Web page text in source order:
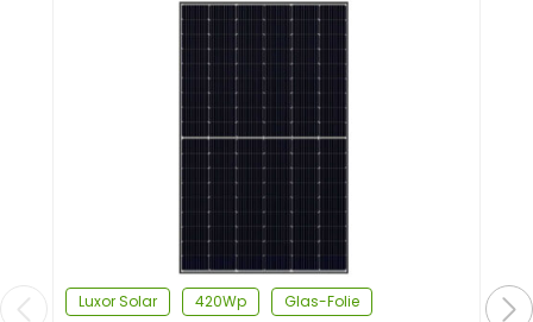
Luxor Solar 420Wp Glas-Folie